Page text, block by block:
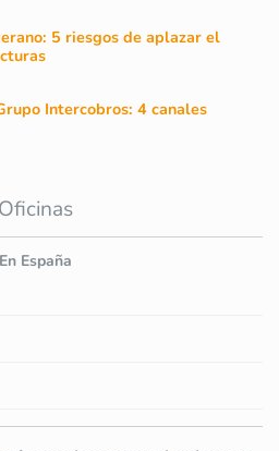
5 riesgos de aplazar el
Intercobros: 4 canales
Oficinas
En España